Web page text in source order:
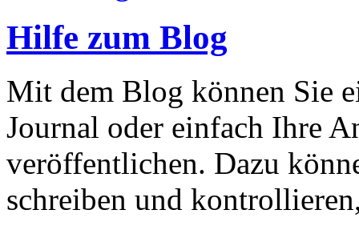
Hilfe zum Blog
Mit dem Blog können Sie
Journal oder einfach Ihre
veröffentlichen. Dazu
schreiben und